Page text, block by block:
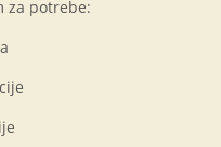
za potrebe: